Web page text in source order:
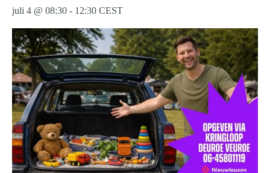
juli 4 @ 08:30 - 12:30 CEST